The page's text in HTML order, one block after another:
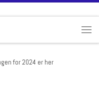
for 2024 er her